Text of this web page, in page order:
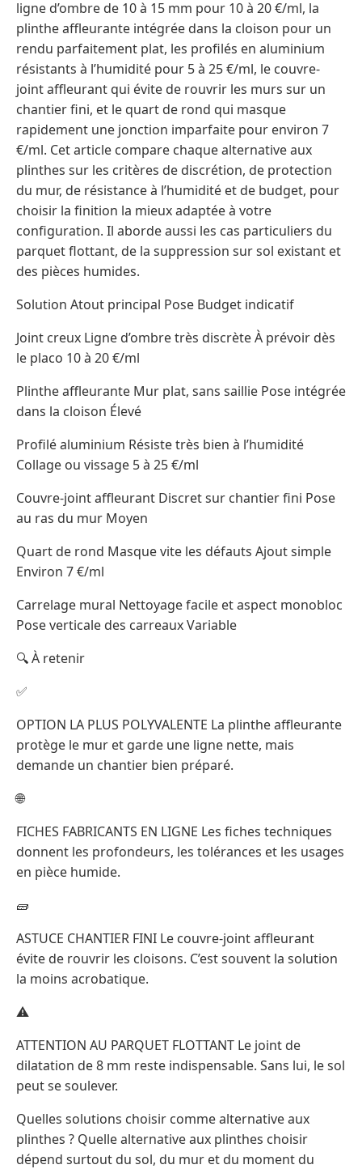
ligne d’ombre de 10 à 15 mm pour 10 à 20 €/ml, la
plinthe affleurante intégrée dans la cloison pour un
rendu parfaitement plat, les profilés en aluminium
résistants à l’humidité pour 5 à 25 €/ml, le couvre-
joint affleurant qui évite de rouvrir les murs sur un
chantier fini, et le quart de rond qui masque
rapidement une jonction imparfaite pour environ 7
€/ml. Cet article compare chaque alternative aux
plinthes sur les critères de discrétion, de protection
du mur, de résistance à l’humidité et de budget, pour
choisir la finition la mieux adaptée à votre
configuration. Il aborde aussi les cas particuliers du
parquet flottant, de la suppression sur sol existant et
des pièces humides.
Solution Atout principal Pose Budget indicatif
Joint creux Ligne d’ombre très discrète À prévoir dès
le placo 10 à 20 €/ml
Plinthe affleurante Mur plat, sans saillie Pose intégrée
dans la cloison Élevé
Profilé aluminium Résiste très bien à l’humidité
Collage ou vissage 5 à 25 €/ml
Couvre-joint affleurant Discret sur chantier fini Pose
au ras du mur Moyen
Quart de rond Masque vite les défauts Ajout simple
Environ 7 €/ml
Carrelage mural Nettoyage facile et aspect monobloc
Pose verticale des carreaux Variable
🔍 À retenir
✅
OPTION LA PLUS POLYVALENTE La plinthe affleurante
protège le mur et garde une ligne nette, mais
demande un chantier bien préparé.
🌐
FICHES FABRICANTS EN LIGNE Les fiches techniques
donnent les profondeurs, les tolérances et les usages
en pièce humide.
🧱
ASTUCE CHANTIER FINI Le couvre-joint affleurant
évite de rouvrir les cloisons. C’est souvent la solution
la moins acrobatique.
⚠️
ATTENTION AU PARQUET FLOTTANT Le joint de
dilatation de 8 mm reste indispensable. Sans lui, le sol
peut se soulever.
Quelles solutions choisir comme alternative aux
plinthes ? Quelle alternative aux plinthes choisir
dépend surtout du sol, du mur et du moment du